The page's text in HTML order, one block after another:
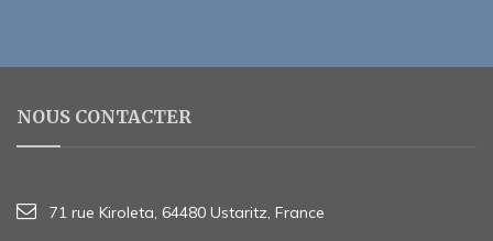
NOUS CONTACTER
71 rue Kiroleta, 64480 Ustaritz, France